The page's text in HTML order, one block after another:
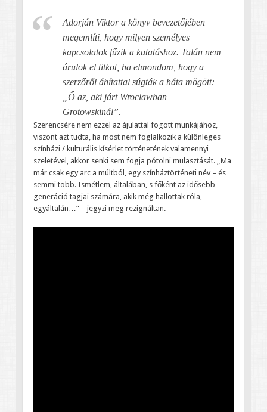
Adorján Viktor a könyv bevezetőjében
megemlíti, hogy milyen személyes
kapcsolatok fűzik a kutatáshoz. Talán nem
árulok el titkot, ha elmondom, hogy a
szerzőről áhítattal súgták a háta mögött:
„Ő az, aki járt Wroclawban –
Grotowskinál”.
Szerencsére nem ezzel az ájulattal fogott munkájához,
viszont azt tudta, ha most nem foglalkozik a különleges
színházi / kulturális kísérlet történetének valamennyi
szeletével, akkor senki sem fogja pótolni mulasztását. „Ma
már csak egy arc a múltból, egy színháztörténeti név – és
semmi több. Ismétlem, általában, s főként az idősebb
generáció tagjai számára, akik még hallottak róla,
egyáltalán…” – jegyzi meg rezignáltan.